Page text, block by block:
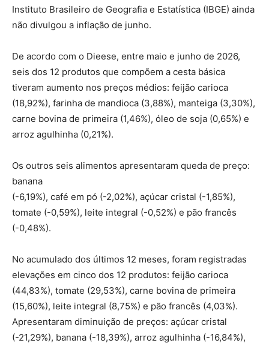
Instituto Brasileiro de Geografia e Estatística (IBGE) ainda
não divulgou a inflação de junho.
De acordo com o Dieese, entre maio e junho de 2026,
seis dos 12 produtos que compõem a cesta básica
tiveram aumento nos preços médios: feijão carioca
(18,92%), farinha de mandioca (3,88%), manteiga (3,30%),
carne bovina de primeira (1,46%), óleo de soja (0,65%) e
arroz agulhinha (0,21%).
Os outros seis alimentos apresentaram queda de preço:
banana
(-6,19%), café em pó (-2,02%), açúcar cristal (-1,85%),
tomate (-0,59%), leite integral (-0,52%) e pão francês
(-0,48%).
No acumulado dos últimos 12 meses, foram registradas
elevações em cinco dos 12 produtos: feijão carioca
(44,83%), tomate (29,53%), carne bovina de primeira
(15,60%), leite integral (8,75%) e pão francês (4,03%).
Apresentaram diminuição de preços: açúcar cristal
(-21,29%), banana (-18,39%), arroz agulhinha (-16,84%),